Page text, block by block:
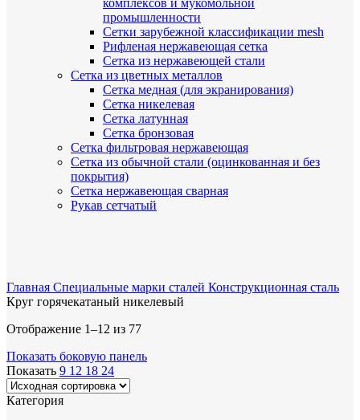
комплексов и мукомольной
промышленности
Сетки зарубежной классификации mesh
Рифленая нержавеющая сетка
Сетка из нержавеющей стали
Сетка из цветных металлов
Сетка медная (для экранирования)
Сетка никелевая
Сетка латунная
Сетка бронзовая
Сетка фильтровая нержавеющая
Сетка из обычной стали (оцинкованная и без
покрытия)
Сетка нержавеющая сварная
Рукав сетчатый
Главная Специальные марки сталей Конструкционная сталь
Круг горячекатаный никелевый
Отображение 1–12 из 77
Показать боковую панель
Показать 9 12 18 24
Категория